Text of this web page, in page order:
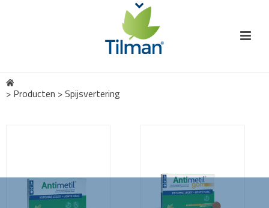
> Producten >Spijsvertering